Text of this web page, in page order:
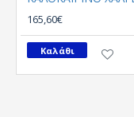
165,60€
Καλάθι